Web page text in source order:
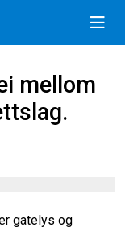
mellom
gatelys og